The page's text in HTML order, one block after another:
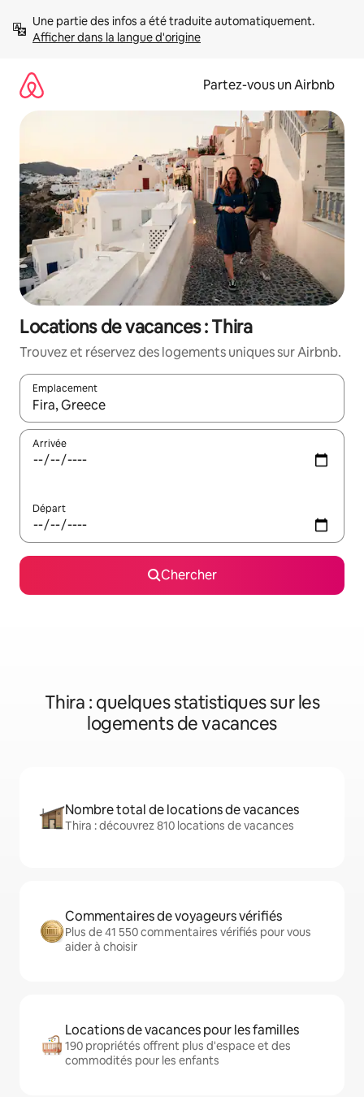
directement
Afficher dans la langue d'origine
Partez-vous un Airbnb
Locations de vacances : Thira
Trouvez et réservez des logements uniques sur Airbnb.
Emplacement
Quand les résultats sont affichés, parcourez-les en utilisant
Arrivée
Départ
Chercher
Thira : quelques statistiques sur les
logements de vacances
Nombre total de locations de vacances
Thira : découvrez 810 locations de vacances
Commentaires de voyageurs vérifiés
Plus de 41 550 commentaires vérifiés pour vous
aider à choisir
Locations de vacances pour les familles
190 propriétés offrent plus d'espace et des
commodités pour les enfants